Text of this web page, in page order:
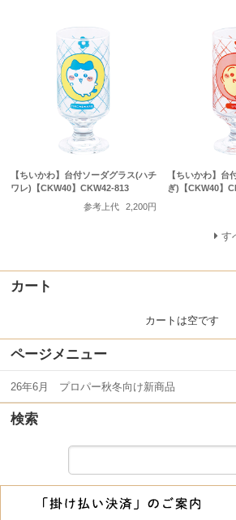
【ちいかわ】台付ソーダグラス(ハチ
ワレ)【CKW40】CKW42-813
参考上代
2,200円
【ちいかわ】台
ぎ)【CKW40】
す
カート
カートは空です
ページメニュー
26年6月 プロパー秋冬向け新商品
検索